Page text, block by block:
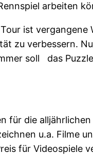
arbeiten
ist
zu verbessern.
soll das
die
u.a. Filme
für Videospiele